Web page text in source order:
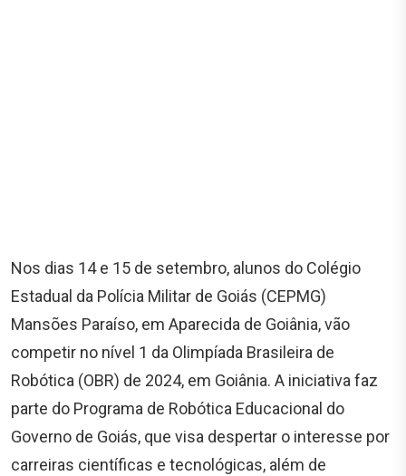
Nos dias 14 e 15 de setembro, alunos do Colégio
Estadual da Polícia Militar de Goiás (CEPMG)
Mansões Paraíso, em Aparecida de Goiânia, vão
competir no nível 1 da Olimpíada Brasileira de
Robótica (OBR) de 2024, em Goiânia. A iniciativa faz
parte do Programa de Robótica Educacional do
Governo de Goiás, que visa despertar o interesse por
carreiras científicas e tecnológicas, além de